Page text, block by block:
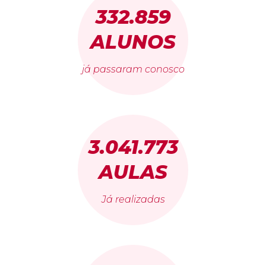
332.859
ALUNOS
já passaram conosco
3.041.773
AULAS
Já realizadas